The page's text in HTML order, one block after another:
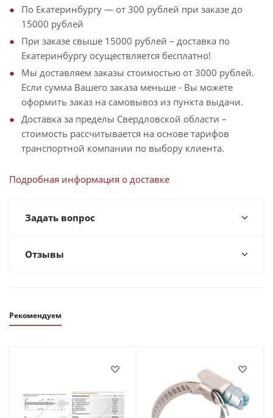
По Екатеринбургу — от 300 рублей при заказе до
15000 рублей
При заказе свыше 15000 рублей – доставка по
Екатеринбургу осуществляется бесплатно!
Мы доставляем заказы стоимостью от 3000 рублей.
Если сумма Вашего заказа меньше - Вы можете
оформить заказ на самовывоз из пункта выдачи.
Доставка за пределы Свердловской области –
стоимость рассчитывается на основе тарифов
транспортной компании по выбору клиента.
Подробная информация о доставке
Задать вопрос
Отзывы
Рекомендуем